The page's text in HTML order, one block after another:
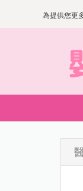
為提供您更